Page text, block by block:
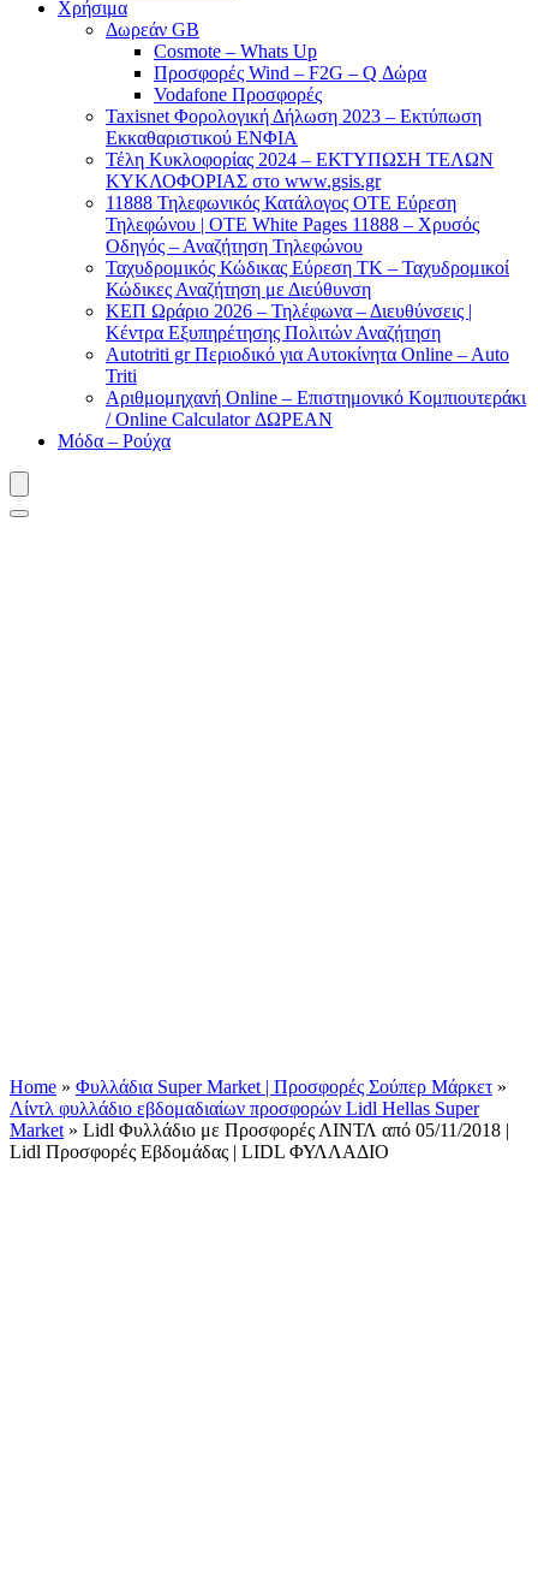
Χρήσιμα
Δωρεάν GB
Cosmote – Whats Up
Προσφορές Wind – F2G – Q Δώρα
Vodafone Προσφορές
Taxisnet Φορολογική Δήλωση 2023 – Εκτύπωση
Εκκαθαριστικού EΝΦΙΑ
Τέλη Kυκλοφορίας 2024 – ΕΚΤΥΠΩΣΗ ΤΕΛΩΝ
ΚΥΚΛΟΦΟΡΙΑΣ στο www.gsis.gr
11888 Τηλεφωνικός Κατάλογος ΟΤΕ Εύρεση
Τηλεφώνου | OTE White Pages 11888 – Χρυσός
Οδηγός – Αναζήτηση Τηλεφώνου
Ταχυδρομικός Κώδικας Εύρεση ΤΚ – Ταχυδρομικοί
Κώδικες Αναζήτηση με Διεύθυνση
ΚΕΠ Ωράριο 2026 – Τηλέφωνα – Διευθύνσεις |
Κέντρα Εξυπηρέτησης Πολιτών Αναζήτηση
Autotriti gr Περιοδικό για Αυτοκίνητα Online – Auto
Triti
Αριθμομηχανή Online – Επιστημονικό Κομπιουτεράκι
/ Online Calculator ΔΩΡΕΑΝ
Μόδα – Ρούχα
Home » Φυλλάδια Super Market | Προσφορές Σούπερ Μάρκετ »
Λίντλ φυλλάδιο εβδομαδιαίων προσφορών Lidl Hellas Super
Market » Lidl Φυλλάδιο με Προσφορές ΛΙΝΤΛ από 05/11/2018 |
Lidl Προσφορές Εβδομάδας | LIDL ΦΥΛΛΑΔΙΟ